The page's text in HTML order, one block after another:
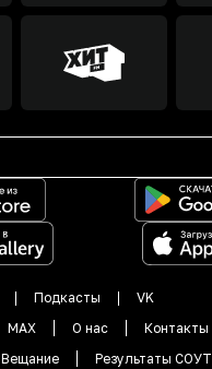
Подкасты
VK
MAX О нас
Контакты
Вещание Результаты СОУТ